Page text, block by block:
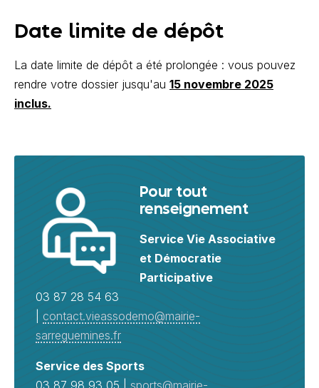
Date limite de dépôt
La date limite de dépôt a été prolongée : vous pouvez
rendre votre dossier jusqu'au 15 novembre 2025
inclus.
Pour tout
renseignement
Service Vie Associative
et Démocratie
Participative
03 87 28 54 63
contact.vieassodemo@mairie-
sarreguemines.fr
Service des Sports
03 87 98 93 05 | sports@mairie-